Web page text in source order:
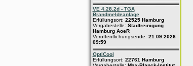
VE 4.28.2d - TGA
Brandmeldeanlage
Erfüllungsort: 22525 Hamburg
Vergabestelle: Stadtreinigung
Hamburg AoeR
Veröffentlichungsende: 21.09.2026
09:59
OptiCool
Erfüllungsort: 22761 Hamburg